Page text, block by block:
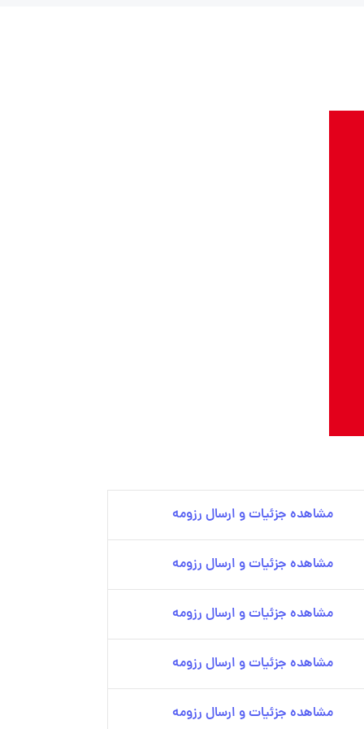
مشاهده جزئیات و ارسال رزومه
مشاهده جزئیات و ارسال رزومه
مشاهده جزئیات و ارسال رزومه
مشاهده جزئیات و ارسال رزومه
مشاهده جزئیات و ارسال رزومه